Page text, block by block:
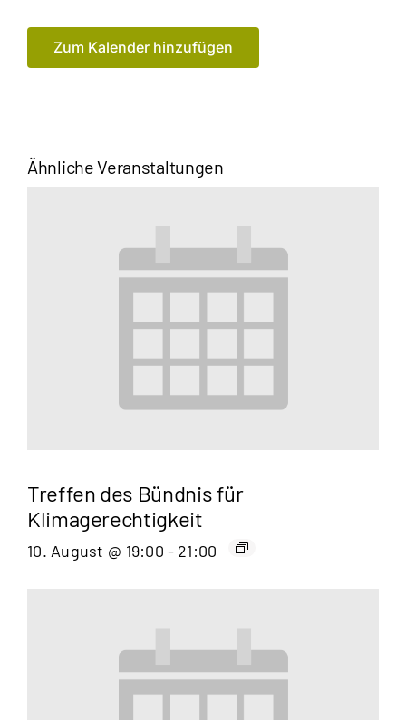
Zum Kalender hinzufügen
Ähnliche Veranstaltungen
Treffen des Bündnis für
Klimagerechtigkeit
10. August @ 19:00 - 21:00